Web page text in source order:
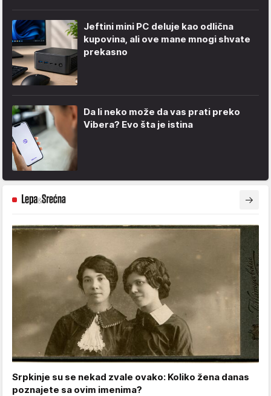
Jeftini mini PC deluje kao odlična
kupovina, ali ove mane mnogi shvate
prekasno
Da li neko može da vas prati preko
Vibera? Evo šta je istina
Srpkinje su se nekad zvale ovako: Koliko žena danas
poznajete sa ovim imenima?